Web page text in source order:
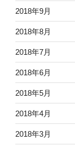
2018年9月
2018年8月
2018年7月
2018年6月
2018年5月
2018年4月
2018年3月